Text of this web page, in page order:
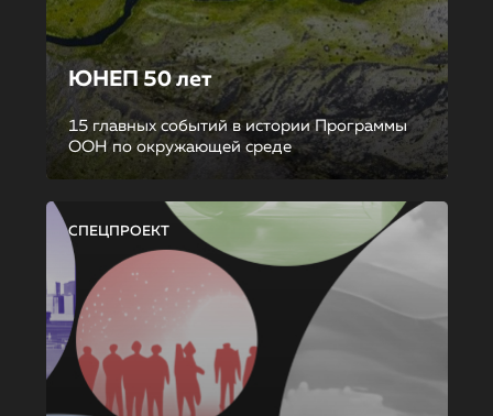
ЮНЕП 50 лет
15 главных событий в истории Программы
ООН по окружающей среде
СПЕЦПРОЕКТ